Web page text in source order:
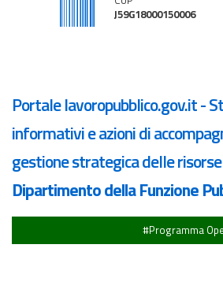
J59G18000150006
Portale lavoropubblico.gov.it -
informativi e azioni di
gestione strategica delle
Dipartimento della Funzione
#Programma